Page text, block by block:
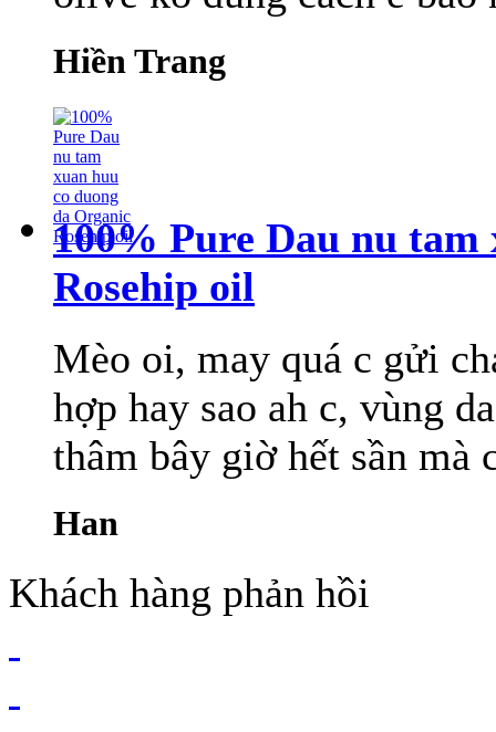
Hiền Trang
100% Pure Dau nu
Rosehip oil
Mèo oi, may quá c gửi
hợp hay sao ah c, vùng
thâm bây giờ hết sần mà
Han
Khách hàng phản hồi